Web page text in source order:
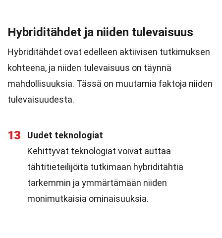
Hybriditähdet ja niiden tulevaisuus
Hybriditähdet ovat edelleen aktiivisen tutkimuksen
kohteena, ja niiden tulevaisuus on täynnä
mahdollisuuksia. Tässä on muutamia faktoja niiden
tulevaisuudesta.
13
Uudet teknologiat
Kehittyvät teknologiat voivat auttaa
tähtitieteilijöitä tutkimaan hybriditähtiä
tarkemmin ja ymmärtämään niiden
monimutkaisia ominaisuuksia.